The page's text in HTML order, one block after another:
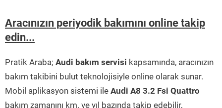
Aracınızın periyodik bakımını online takip
edin...
Pratik Araba; Audi bakım servisi kapsamında, aracınızın
bakım takibini bulut teknolojisiyle online olarak sunar.
Mobil aplikasyon sistemi ile Audi A8 3.2 Fsi Quattro
bakım zamanını km. ve yıl bazında takip edebilir,